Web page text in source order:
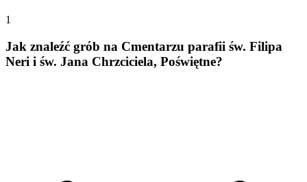
1
Jak znaleźć grób na Cmentarzu parafii św. Filipa
Neri i św. Jana Chrzciciela, Poświętne?